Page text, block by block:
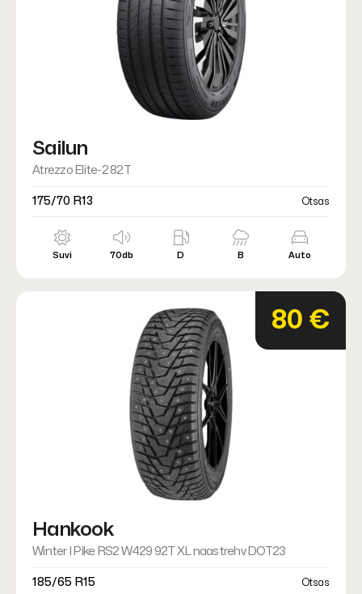
Sailun
Atrezzo Elite-2 82T
175/70 R13 Otsas
Suvi 70db D B Auto
80 €
Hankook
Winter I Pike RS2 W429 92T XL naastrehv DOT23
185/65 R15 Otsas